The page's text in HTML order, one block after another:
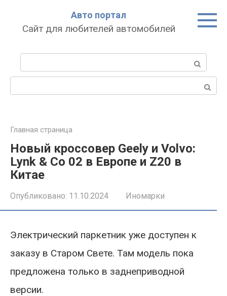
Авто портал
Сайт для любителей автомобилей
Главная страница
Новый кроссовер Geely и Volvo:
Lynk & Co 02 в Европе и Z20 в
Китае
Опубликовано: 11.10.2024 Иномарки
Электрический паркетник уже доступен к
заказу в Старом Свете. Там модель пока
предложена только в заднеприводной
версии.